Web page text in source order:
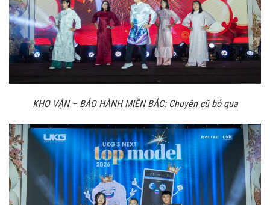
KHO VẬN – BẢO HÀNH MIỀN BẮC: Chuyện cũ bỏ qua